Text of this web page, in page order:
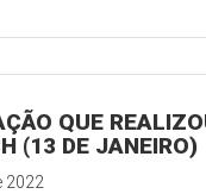
QUE
(13 DE JANEIRO)
2022